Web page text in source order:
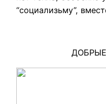
“социализьму”,